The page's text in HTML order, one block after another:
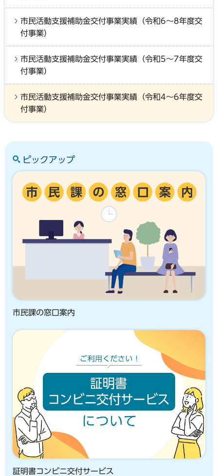
市民活動支援補助金交付事業実績（令和6～8年度交
付事業）
市民活動支援補助金交付事業実績（令和5～7年度交
付事業）
市民活動支援補助金交付事業実績（令和4～6年度交
付事業）
ピックアップ
市民課の窓口案内
証明書コンビニ交付サービス